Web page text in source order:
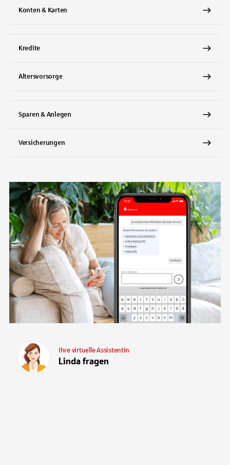
Konten & Karten
Kredite
Altersvorsorge
Sparen & Anlegen
Versicherungen
Linda fragen
Ihre virtuelle Assistentin